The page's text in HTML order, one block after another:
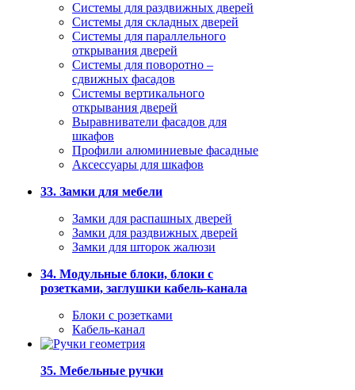
Системы для раздвижных дверей
Системы для складных дверей
Системы для параллельного
открывания дверей
Системы для поворотно –
сдвижных фасадов
Системы вертикального
открывания дверей
Выравниватели фасадов для
шкафов
Профили алюминиевые фасадные
Аксессуары для шкафов
33. Замки для мебели
Замки для распашных дверей
Замки для раздвижных дверей
Замки для шторок жалюзи
34. Модульные блоки, блоки с
розетками, заглушки кабель-канала
Блоки с розетками
Кабель-канал
35. Мебельные ручки